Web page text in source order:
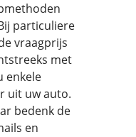
particuliere
vraagprijs
met
enkele
uit uw auto.
bedenk de
en